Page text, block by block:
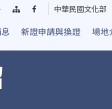
回
頁
網
導
覽
臺
街
頭
中華民國文化部
新證申請與換證 場地